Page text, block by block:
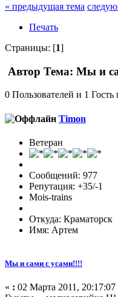
« предыдущая тема
Печать
Страницы: [1]
Автор Тема: Мы и
0 Пользователей и 1
Timon
Ветеран
Сообщений: 977
Репутация: +35/-1
Mois-trains
Откуда: Краматорск
Имя: Артем
Мы и сами с усами!!!!
« : 02 Марта 2011, 20:17:07